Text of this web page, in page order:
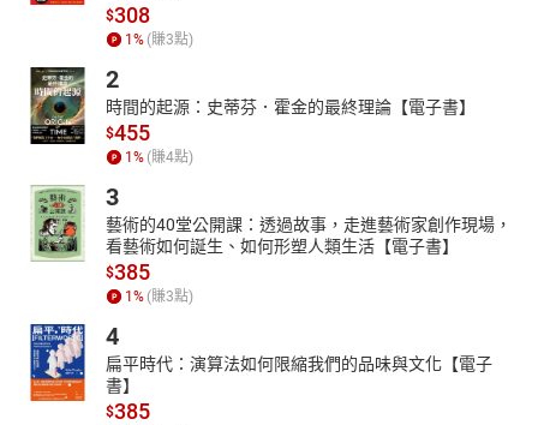
$308
1% (賺3點)
2
時間的起源：史蒂芬．霍金的最終理論【電子書】
$455
1% (賺4點)
3
藝術的40堂公開課：透過故事，走進藝術家創作現場，
看藝術如何誕生、如何形塑人類生活【電子書】
$385
1% (賺3點)
4
扁平時代：演算法如何限縮我們的品味與文化【電子
書】
$385